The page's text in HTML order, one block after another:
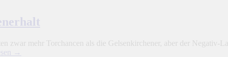
zwar mehr Torchancen als die Gelsenkirchener, aber der Negativ-
→